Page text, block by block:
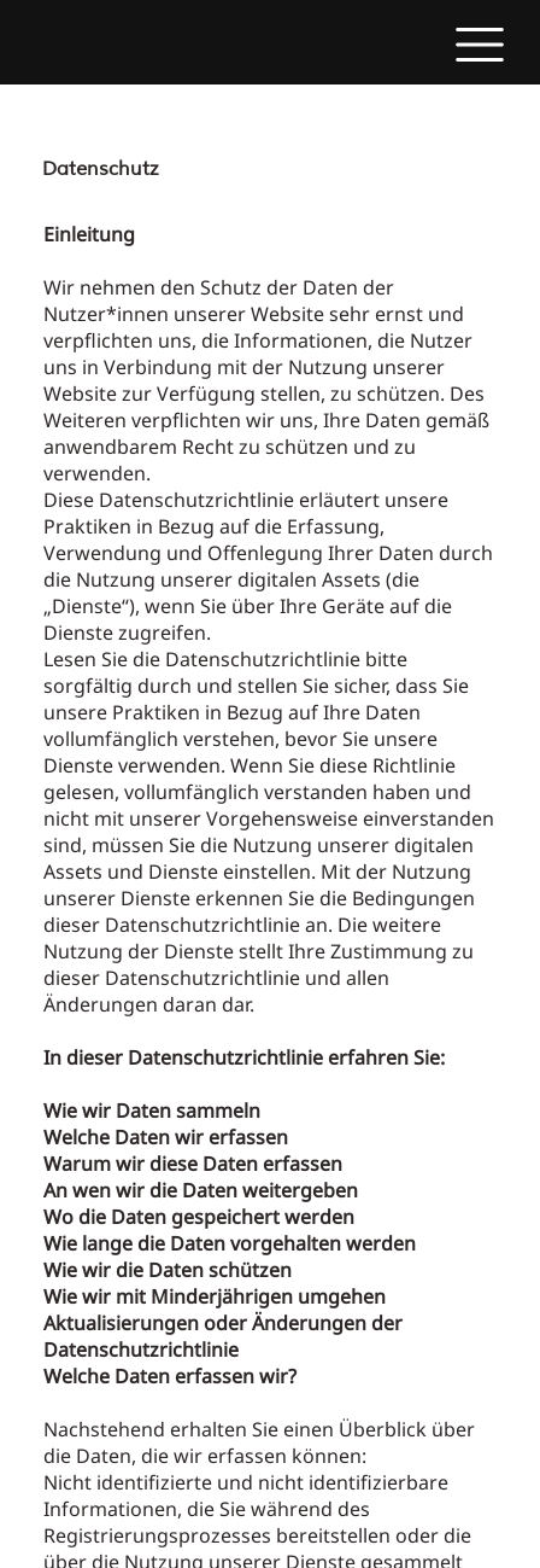
Datenschutz
Einleitung
Wir nehmen den Schutz der Daten der
Nutzer*innen unserer Website sehr ernst und
verpflichten uns, die Informationen, die Nutzer
uns in Verbindung mit der Nutzung unserer
Website zur Verfügung stellen, zu schützen. Des
Weiteren verpflichten wir uns, Ihre Daten gemäß
anwendbarem Recht zu schützen und zu
verwenden.
Diese Datenschutzrichtlinie erläutert unsere
Praktiken in Bezug auf die Erfassung,
Verwendung und Offenlegung Ihrer Daten durch
die Nutzung unserer digitalen Assets (die
„Dienste“), wenn Sie über Ihre Geräte auf die
Dienste zugreifen.
Lesen Sie die Datenschutzrichtlinie bitte
sorgfältig durch und stellen Sie sicher, dass Sie
unsere Praktiken in Bezug auf Ihre Daten
vollumfänglich verstehen, bevor Sie unsere
Dienste verwenden. Wenn Sie diese Richtlinie
gelesen, vollumfänglich verstanden haben und
nicht mit unserer Vorgehensweise einverstanden
sind, müssen Sie die Nutzung unserer digitalen
Assets und Dienste einstellen. Mit der Nutzung
unserer Dienste erkennen Sie die Bedingungen
dieser Datenschutzrichtlinie an. Die weitere
Nutzung der Dienste stellt Ihre Zustimmung zu
dieser Datenschutzrichtlinie und allen
Änderungen daran dar.
In dieser Datenschutzrichtlinie erfahren Sie:
Wie wir Daten sammeln
Welche Daten wir erfassen
Warum wir diese Daten erfassen
An wen wir die Daten weitergeben
Wo die Daten gespeichert werden
Wie lange die Daten vorgehalten werden
Wie wir die Daten schützen
Wie wir mit Minderjährigen umgehen
Aktualisierungen oder Änderungen der
Datenschutzrichtlinie
Welche Daten erfassen wir?
Nachstehend erhalten Sie einen Überblick über
die Daten, die wir erfassen können:
Nicht identifizierte und nicht identifizierbare
Informationen, die Sie während des
Registrierungsprozesses bereitstellen oder die
über die Nutzung unserer Dienste gesammelt